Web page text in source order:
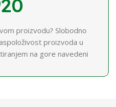
proizvodu? Slobodno
proizvoda u
na gore navedeni